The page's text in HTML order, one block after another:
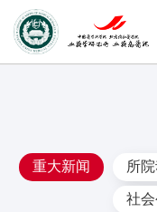
重大新闻 所
社